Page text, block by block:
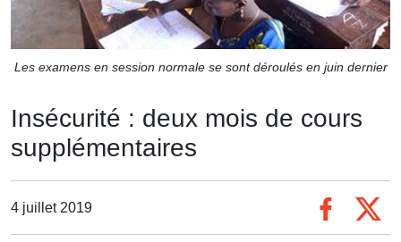
Les examens en session normale se sont déroulés en juin dernier
Insécurité : deux mois de cours
supplémentaires
4 juillet 2019